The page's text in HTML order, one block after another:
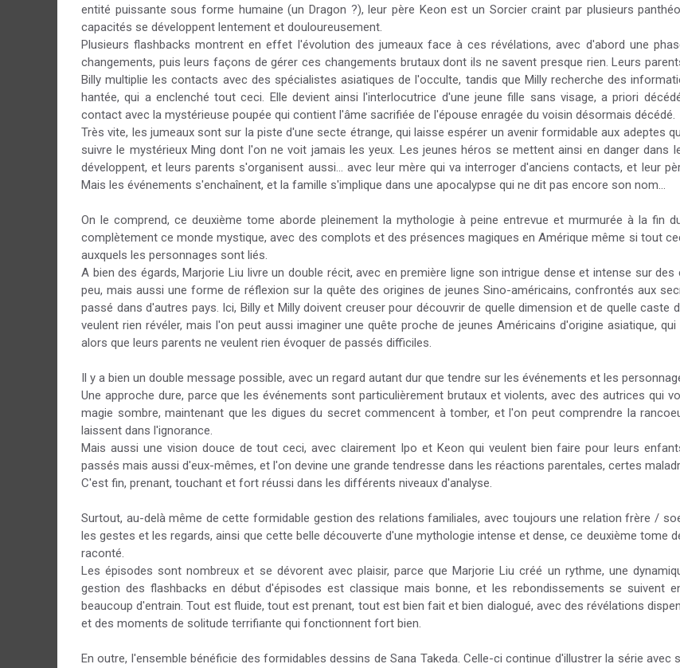
entité puissante sous forme humaine (un Dragon ?), leur père Keon est un Sorcier craint par plusieurs
capacités se développent lentement et douloureusement.
Plusieurs flashbacks montrent en effet l'évolution des jumeaux face à ces révélations, avec d'abord une
changements, puis leurs façons de gérer ces changements brutaux dont ils ne savent presque rien. Leurs
Billy multiplie les contacts avec des spécialistes asiatiques de l'occulte, tandis que Milly recherche des
hantée, qui a enclenché tout ceci. Elle devient ainsi l'interlocutrice d'une jeune fille sans visage, a priori
contact avec la mystérieuse poupée qui contient l'âme sacrifiée de l'épouse enragée du voisin désormais décédé.
Très vite, les jumeaux sont sur la piste d'une secte étrange, qui laisse espérer un avenir formidable aux adeptes
suivre le mystérieux Ming dont l'on ne voit jamais les yeux. Les jeunes héros se mettent ainsi en danger dans
développent, et leurs parents s'organisent aussi... avec leur mère qui va interroger d'anciens contacts, et leur
Mais les événements s'enchaînent, et la famille s'implique dans une apocalypse qui ne dit pas encore son nom...
On le comprend, ce deuxième tome aborde pleinement la mythologie à peine entrevue et murmurée à la fin
complètement ce monde mystique, avec des complots et des présences magiques en Amérique même si tout
auxquels les personnages sont liés.
A bien des égards, Marjorie Liu livre un double récit, avec en première ligne son intrigue dense et intense sur
peu, mais aussi une forme de réflexion sur la quête des origines de jeunes Sino-américains, confrontés aux
passé dans d'autres pays. Ici, Billy et Milly doivent creuser pour découvrir de quelle dimension et de quelle caste
veulent rien révéler, mais l'on peut aussi imaginer une quête proche de jeunes Américains d'origine asiatique,
alors que leurs parents ne veulent rien évoquer de passés difficiles.
Il y a bien un double message possible, avec un regard autant dur que tendre sur les événements et les
Une approche dure, parce que les événements sont particulièrement brutaux et violents, avec des autrices qui
magie sombre, maintenant que les digues du secret commencent à tomber, et l'on peut comprendre la
laissent dans l'ignorance.
Mais aussi une vision douce de tout ceci, avec clairement Ipo et Keon qui veulent bien faire pour leurs
passés mais aussi d'eux-mêmes, et l'on devine une grande tendresse dans les réactions parentales, certes
C'est fin, prenant, touchant et fort réussi dans les différents niveaux d'analyse.
Surtout, au-delà même de cette formidable gestion des relations familiales, avec toujours une relation frère /
les gestes et les regards, ainsi que cette belle découverte d'une mythologie intense et dense, ce deuxième tome
raconté.
Les épisodes sont nombreux et se dévorent avec plaisir, parce que Marjorie Liu créé un rythme, une
gestion des flashbacks en début d'épisodes est classique mais bonne, et les rebondissements se suivent
beaucoup d'entrain. Tout est fluide, tout est prenant, tout est bien fait et bien dialogué, avec des révélations
et des moments de solitude terrifiante qui fonctionnent fort bien.
En outre, l'ensemble bénéficie des formidables dessins de Sana Takeda. Celle-ci continue d'illustrer la série avec